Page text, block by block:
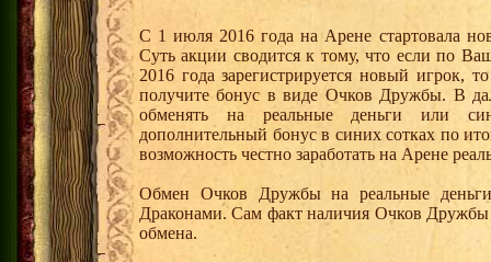
С 1 июля 2016 года на Арене стартовала
Суть акции сводится к тому, что если по
2016 года зарегистрируется новый
получите бонус в виде Очков Дружбы. В
обменять на реальные деньги или
дополнительный бонус в синих сотках по
возможность честно заработать на Арене
Обмен Очков Дружбы на реальные деньги
Драконами. Сам факт наличия Очков Дружбы
обмена.